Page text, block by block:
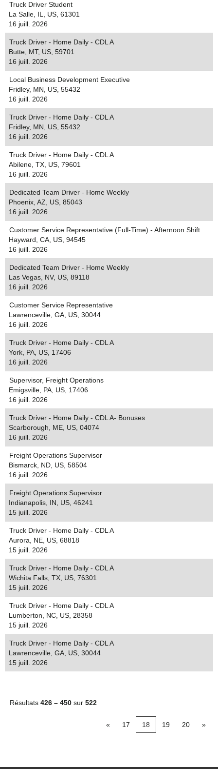
Truck Driver Student
La Salle, IL, US, 61301
16 juill. 2026
Truck Driver - Home Daily - CDL A
Butte, MT, US, 59701
16 juill. 2026
Local Business Development Executive
Fridley, MN, US, 55432
16 juill. 2026
Truck Driver - Home Daily - CDL A
Fridley, MN, US, 55432
16 juill. 2026
Truck Driver - Home Daily - CDL A
Abilene, TX, US, 79601
16 juill. 2026
Dedicated Team Driver - Home Weekly
Phoenix, AZ, US, 85043
16 juill. 2026
Customer Service Representative (Full-Time) - Afternoon Shift
Hayward, CA, US, 94545
16 juill. 2026
Dedicated Team Driver - Home Weekly
Las Vegas, NV, US, 89118
16 juill. 2026
Customer Service Representative
Lawrenceville, GA, US, 30044
16 juill. 2026
Truck Driver - Home Daily - CDL A
York, PA, US, 17406
16 juill. 2026
Supervisor, Freight Operations
Emigsville, PA, US, 17406
16 juill. 2026
Truck Driver - Home Daily - CDL A- Bonuses
Scarborough, ME, US, 04074
16 juill. 2026
Freight Operations Supervisor
Bismarck, ND, US, 58504
16 juill. 2026
Freight Operations Supervisor
Indianapolis, IN, US, 46241
15 juill. 2026
Truck Driver - Home Daily - CDL A
Aurora, NE, US, 68818
15 juill. 2026
Truck Driver - Home Daily - CDL A
Wichita Falls, TX, US, 76301
15 juill. 2026
Truck Driver - Home Daily - CDL A
Lumberton, NC, US, 28358
15 juill. 2026
Truck Driver - Home Daily - CDL A
Lawrenceville, GA, US, 30044
15 juill. 2026
Résultats 426 – 450 sur 522
« 17 18 19 20 »